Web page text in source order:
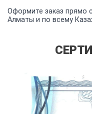
Оформите заказ прямо
Алматы и по всему